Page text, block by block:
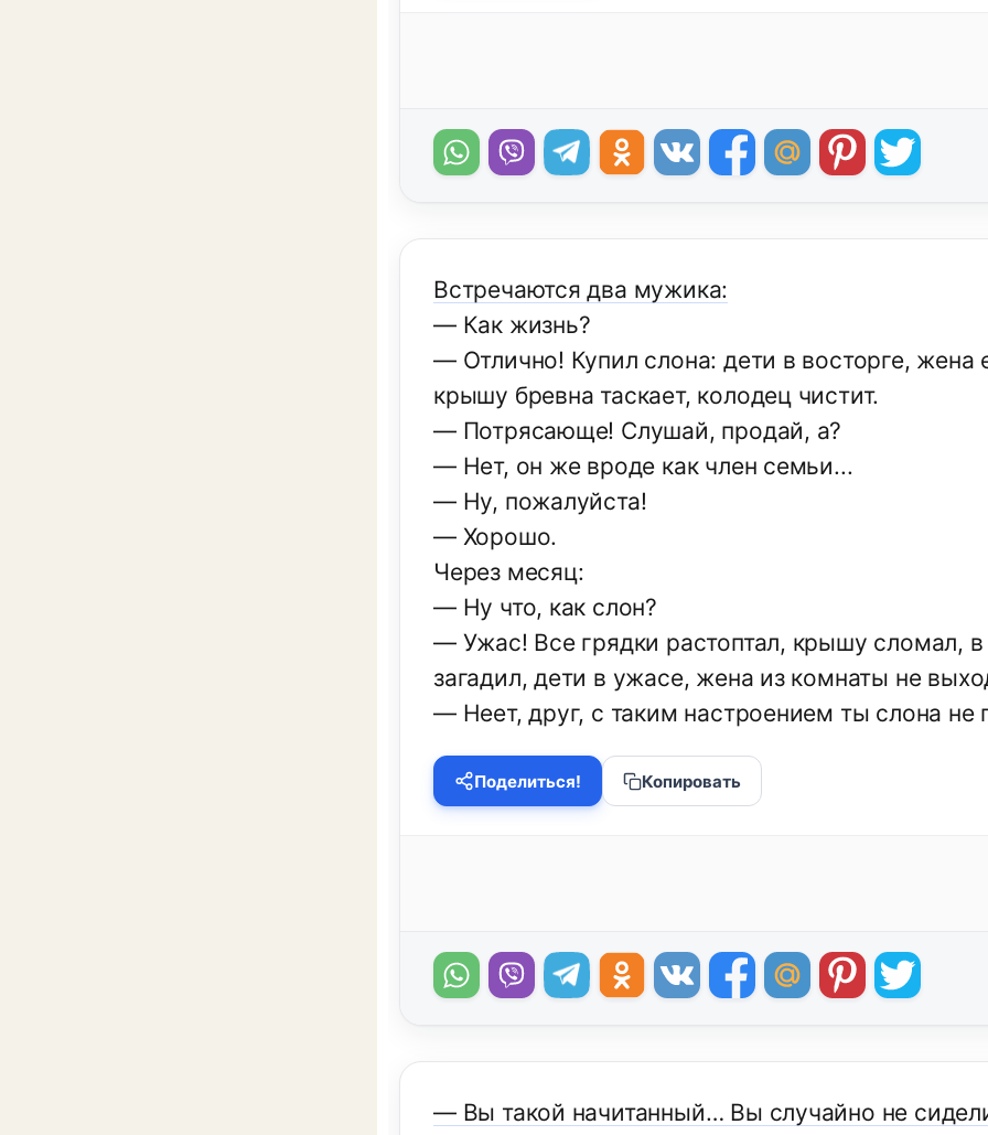
Встречаются два мужика:
— Как жизнь?
— Отлично! Купил слона: дети в восторге, жена
крышу бревна таскает, колодец чистит.
— Потрясающе! Слушай, продай, а?
— Нет, он же вроде как член семьи...
— Ну, пожалуйста!
— Хорошо.
Через месяц:
— Ну что, как слон?
— Ужaс! Все грядки растоптал, крышу сломал,
загадил, дети в ужасе, жена из комнаты не
— Неет, друг, с таким настроением ты слона не
Поделиться! Копировать
— Вы такой начитанный… Вы случайно не